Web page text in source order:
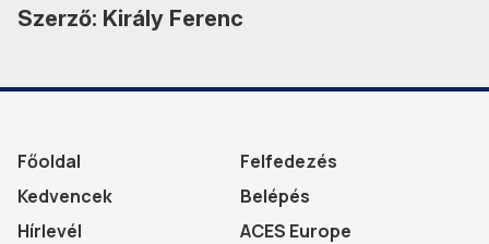
Szerző: Király Ferenc
Főoldal
Felfedezés
Kedvencek
Belépés
Hírlevél
ACES Europe